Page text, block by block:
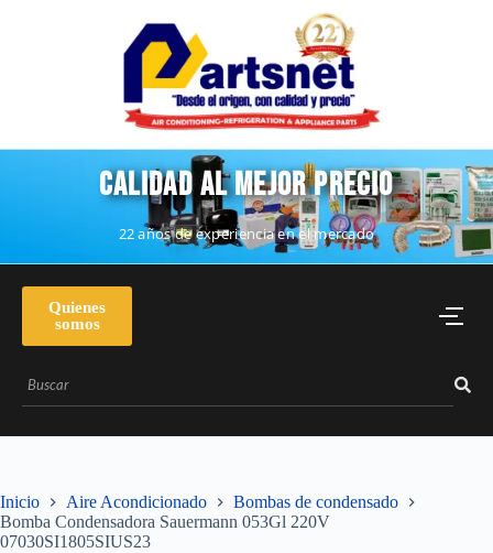
CALIDAD AL MEJOR PRECIO
22 años de experiencia en el mercado
Quienes
somos
Inicio Aire Acondicionado
Bombas de condensado
Bomba Condensadora Sauermann 053Gl 220V
07030SI1805SIUS23